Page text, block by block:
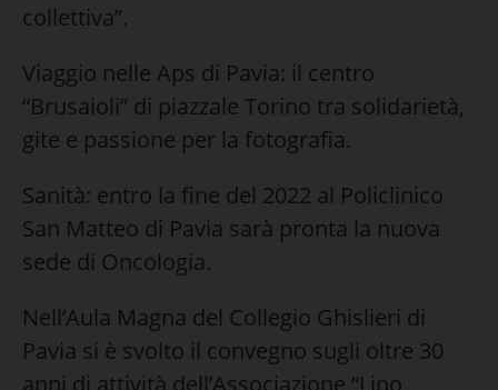
collettiva”.
Viaggio nelle Aps di Pavia: il centro
“Brusaioli” di piazzale Torino tra solidarietà,
gite e passione per la fotografia.
Sanità: entro la fine del 2022 al Policlinico
San Matteo di Pavia sarà pronta la nuova
sede di Oncologia.
Nell’Aula Magna del Collegio Ghislieri di
Pavia si è svolto il convegno sugli oltre 30
anni di attività dell’Associazione “Lino